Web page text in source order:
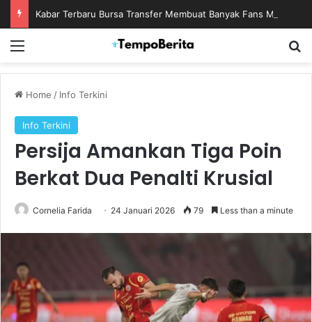
Home / Info Terkini
Info Terkini
Persija Amankan Tiga Poin
Berkat Dua Penalti Krusial
Cornelia Farida 24 Januari 2026 79 Less than a minute